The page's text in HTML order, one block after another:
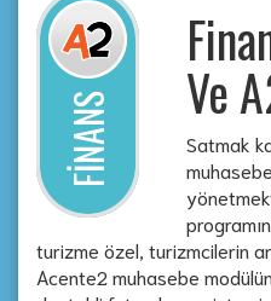
FİNANS Ve
Satmak
turizme özel, turizmcilerin
Acente2 muhasebe